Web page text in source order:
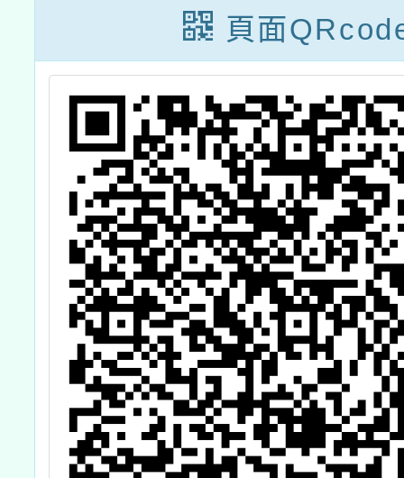
一-2：國小現職
教師8小時認證
研習計畫-南區
民中
學生
材研
國民
域扶
研習
頁面